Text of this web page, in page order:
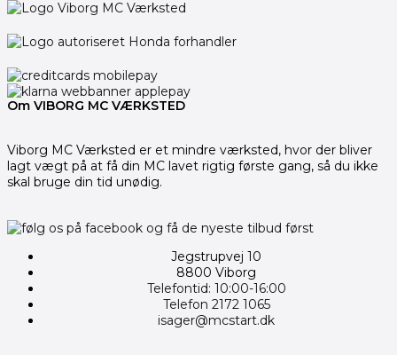
Om VIBORG MC VÆRKSTED
Viborg MC Værksted er et mindre værksted, hvor der bliver
lagt vægt på at få din MC lavet rigtig første gang, så du ikke
skal bruge din tid unødig.
Jegstrupvej 10
8800 Viborg
Telefontid: 10:00-16:00
Telefon 2172 1065
isager@mcstart.dk